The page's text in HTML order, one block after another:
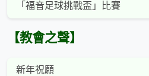
「福音足球挑戰盃」比賽
【教會之聲】
新年祝願